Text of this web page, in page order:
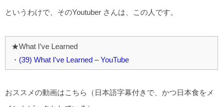
というわけで、そのYoutuber さんは、この人です。
★What I’ve Learned
・ (39) What I've Learned – YouTube
おススメの動画はこちら（日本語字幕付きで、かつ日本食をメ